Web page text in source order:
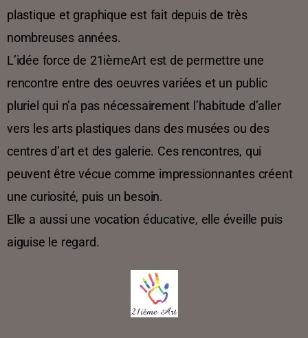
plastique et graphique est fait depuis de très
nombreuses années.
L’idée force de 21ièmeArt est de permettre une
rencontre entre des oeuvres variées et un public
pluriel qui n’a pas nécessairement l’habitude d’aller
vers les arts plastiques dans des musées ou des
centres d’art et des galerie. Ces rencontres, qui
peuvent être vécue comme impressionnantes créent
une curiosité, puis un besoin.
Elle a aussi une vocation éducative, elle éveille puis
aiguise le regard.